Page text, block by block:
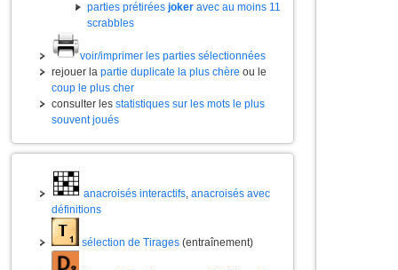
parties prétirées joker avec au moins 11
scrabbles
voir/imprimer les parties sélectionnées
rejouer la partie duplicate la plus chère ou le
coup le plus cher
consulter les statistiques sur les mots le plus
souvent joués
anacroisés interactifs, anacroisés avec
définitions
sélection de Tirages (entraînement)